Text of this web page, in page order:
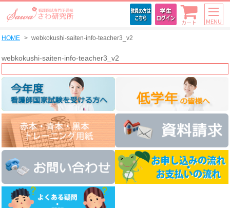
カート MENU
HOME webkokushi-saiten-info-teacher3_v2
webkokushi-saiten-info-teacher3_v2